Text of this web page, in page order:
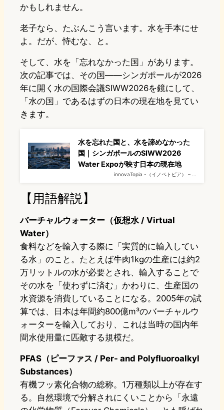
かもしれません。
老子なら、たぶんこう言います。水を手本にせ
よ。だが、恃むな、と。
そして、水を「忘れなかった国」があります。
次の記事では、その国——シンガポールが2026
年に開く水の国際会議SIWW2026を鏡にして、
「水の国」であるはずの日本の現在地を見てい
きます。
水を忘れた国と、水を諦めなかった
国｜シンガポールのSIWW2026
Water Expoが映す日本の現在地
innovaTopia -（イノベトピア） – …
【用語解説】
バーチャルウォーター（仮想水 / Virtual
Water）
食料などを輸入する際に「実質的に輸入してい
る水」のこと。たとえば牛肉1kgの生産には約2
万リットルの水が必要とされ、輸入することで
その水を「使わずに済む」かわりに、生産国の
水資源を消費していることになる。2005年の試
算では、日本は年間約800億m³のバーチャルウ
ォーターを輸入しており、これは当時の国内年
間水使用量に匹敵する規模だ。
PFAS（ピーファス / Per- and Polyfluoroalkyl
Substances）
有機フッ素化合物の総称。1万種類以上が存在す
る。自然環境で分解されにくいことから「永遠